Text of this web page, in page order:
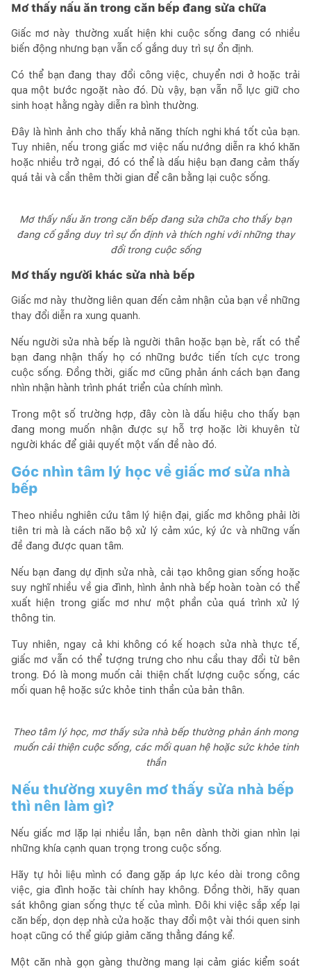
Mơ thấy nấu ăn trong căn bếp đang sửa chữa
Giấc mơ này thường xuất hiện khi cuộc sống đang có nhiều
biến động nhưng bạn vẫn cố gắng duy trì sự ổn định.
Có thể bạn đang thay đổi công việc, chuyển nơi ở hoặc trải
qua một bước ngoặt nào đó. Dù vậy, bạn vẫn nỗ lực giữ cho
sinh hoạt hằng ngày diễn ra bình thường.
Đây là hình ảnh cho thấy khả năng thích nghi khá tốt của bạn.
Tuy nhiên, nếu trong giấc mơ việc nấu nướng diễn ra khó khăn
hoặc nhiều trở ngại, đó có thể là dấu hiệu bạn đang cảm thấy
quá tải và cần thêm thời gian để cân bằng lại cuộc sống.
Mơ thấy nấu ăn trong căn bếp đang sửa chữa cho thấy bạn
đang cố gắng duy trì sự ổn định và thích nghi với những thay
đổi trong cuộc sống
Mơ thấy người khác sửa nhà bếp
Giấc mơ này thường liên quan đến cảm nhận của bạn về những
thay đổi diễn ra xung quanh.
Nếu người sửa nhà bếp là người thân hoặc bạn bè, rất có thể
bạn đang nhận thấy họ có những bước tiến tích cực trong
cuộc sống. Đồng thời, giấc mơ cũng phản ánh cách bạn đang
nhìn nhận hành trình phát triển của chính mình.
Trong một số trường hợp, đây còn là dấu hiệu cho thấy bạn
đang mong muốn nhận được sự hỗ trợ hoặc lời khuyên từ
người khác để giải quyết một vấn đề nào đó.
Góc nhìn tâm lý học về giấc mơ sửa nhà
bếp
Theo nhiều nghiên cứu tâm lý hiện đại, giấc mơ không phải lời
tiên tri mà là cách não bộ xử lý cảm xúc, ký ức và những vấn
đề đang được quan tâm.
Nếu bạn đang dự định sửa nhà, cải tạo không gian sống hoặc
suy nghĩ nhiều về gia đình, hình ảnh nhà bếp hoàn toàn có thể
xuất hiện trong giấc mơ như một phần của quá trình xử lý
thông tin.
Tuy nhiên, ngay cả khi không có kế hoạch sửa nhà thực tế,
giấc mơ vẫn có thể tượng trưng cho nhu cầu thay đổi từ bên
trong. Đó là mong muốn cải thiện chất lượng cuộc sống, các
mối quan hệ hoặc sức khỏe tinh thần của bản thân.
Theo tâm lý học, mơ thấy sửa nhà bếp thường phản ánh mong
muốn cải thiện cuộc sống, các mối quan hệ hoặc sức khỏe tinh
thần
Nếu thường xuyên mơ thấy sửa nhà bếp
thì nên làm gì?
Nếu giấc mơ lặp lại nhiều lần, bạn nên dành thời gian nhìn lại
những khía cạnh quan trọng trong cuộc sống.
Hãy tự hỏi liệu mình có đang gặp áp lực kéo dài trong công
việc, gia đình hoặc tài chính hay không. Đồng thời, hãy quan
sát không gian sống thực tế của mình. Đôi khi việc sắp xếp lại
căn bếp, dọn dẹp nhà cửa hoặc thay đổi một vài thói quen sinh
hoạt cũng có thể giúp giảm căng thẳng đáng kể.
Một căn nhà gọn gàng thường mang lại cảm giác kiểm soát